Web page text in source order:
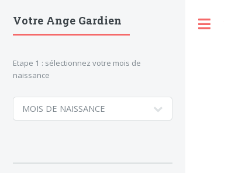
Votre Ange Gardien
Etape 1 : sélectionnez votre mois de
naissance